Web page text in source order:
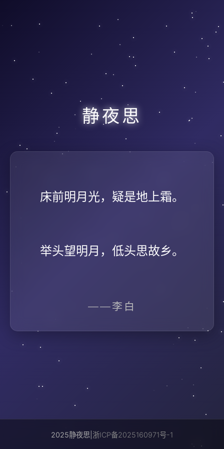
静夜思
床前明月光， 疑是地上霜。
举头望明月， 低头思故乡。
——李白
2025静夜思| 浙ICP备2025160971号-1